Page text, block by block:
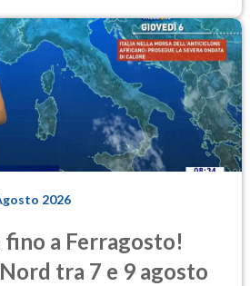
2026
a Ferragosto!
tra 7 e 9 agosto